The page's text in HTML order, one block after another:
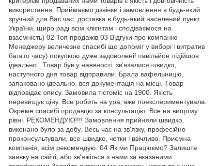
використання. Приймаємо дзвінки і замовлення в будь-який
зручний для Вас час, доставка в будь-який населений пункт
України, щиро раді всім клієнтам і сподіваємося на
взаємність) 02 Топ продажів 03 Відгуки про компанію
Менеджеру величезне спасибі що допоміг у виборі і витратив
багато часу) покупкою дуже задоволені! павільйон підійшов
ідеально . Товар був у наявності, зв'язалися швидко,
наступного дня товар відправили. Брала вафельницю,
запаковано ідеально, вся документація на місці. Товар
відповідає опису. Замовила тістоміс на 1900. Якість
перевищує ціну. Все робить на ура, вже поекспериментувала.
Окреме спасибі продавцю за консультацію. Все на вищому
рівні. РЕКОМЕНДУЮ!!!! Замовлення прийняли швидко,
виконано було за добу. Весь час на зв'язку, професійно
проконсультували, все швидко, чотки і ввічливо. Приємна
компанія, всім рекомендую. 04 Як ми Працюємо? Залиште
заявку на сайті, або зв'яжіться з нами за вказаними